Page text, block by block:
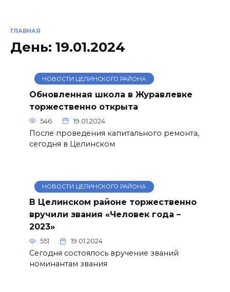
ГЛАВНАЯ
День: 19.01.2024
НОВОСТИ ЦЕЛИНСКОГО РАЙОНА
Обновленная школа в Журавлевке
торжественно открыта
546 19.01.2024
После проведения капитального ремонта,
сегодня в Целинском
НОВОСТИ ЦЕЛИНСКОГО РАЙОНА
В Целинском районе торжественно
вручили звания «Человек года –
2023»
551 19.01.2024
Сегодня состоялось вручение званий
номинантам звания